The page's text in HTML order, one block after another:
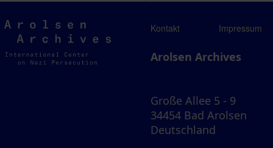
Arolsen
Archives
Kontakt Impressum
Arolsen Archives
Große Allee 5 - 9
34454 Bad Arolsen
Deutschland